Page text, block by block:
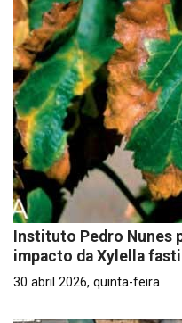
Instituto Pedro Nunes
impacto da Xylella
30 abril 2026, quinta-feira